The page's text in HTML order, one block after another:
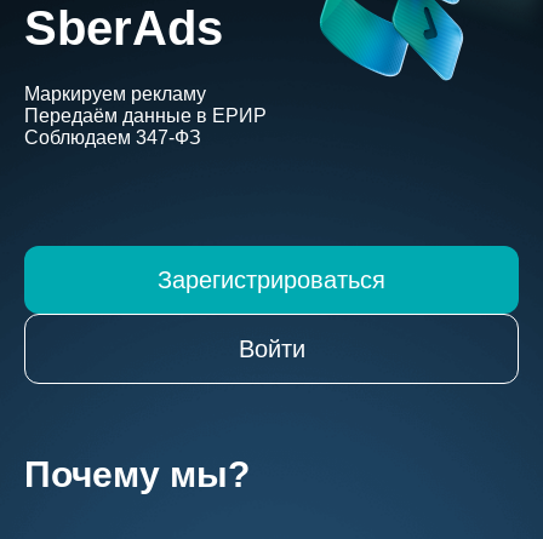
SberAds
Маркируем рекламу
Передаём данные в ЕРИР
Соблюдаем 347-ФЗ
Зарегистрироваться
Войти
Почему мы?